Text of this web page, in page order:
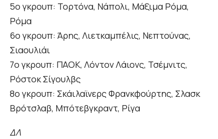
5ο γκρουπ: Τορτόνα, Νάπολι, Μάξιμα Ρόμα,
Ρόμα
6ο γκρουπ: Άρης, Λιετκαμπέλις, Νεπτούνας,
Σιαουλιάι
7ο γκρουπ: ΠΑΟΚ, Λόντον Λάιονς, Τσέμνιτς,
Ρόστοκ Σίγουλβς
8ο γκρουπ: Σκάιλαϊνερς Φρανκφούρτης, Σλασκ
Βρότσλαβ, Μπότεβγκραντ, Ρίγα
ΔΛ